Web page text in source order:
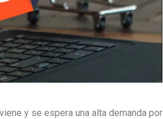
y se espera una alta demanda por